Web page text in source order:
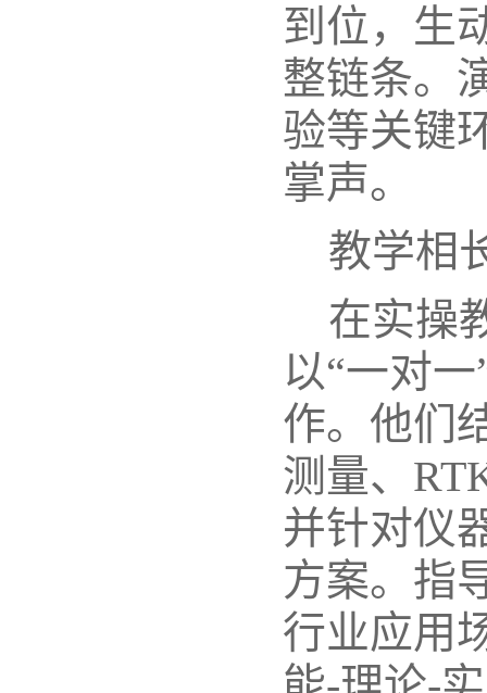
到位，生
整链条。
验等关键
掌声。
教学相
在实操
以“一对
作。他们
测量、
并针对仪
方案。指
行业应用